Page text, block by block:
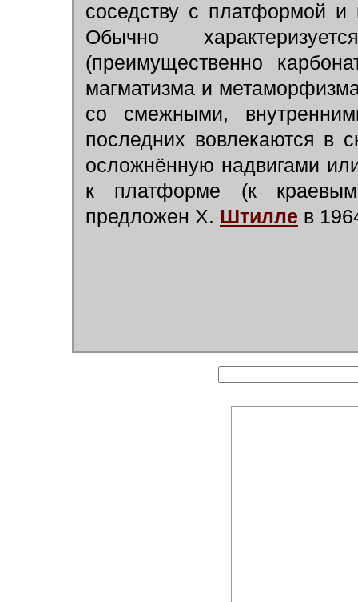
соседству с платформой
Обычно
(преимущественно
магматизма и
со смежными,
последних вовлекаются в
осложнённую надвигами
к платформе (к
предложен Х. Штилле в